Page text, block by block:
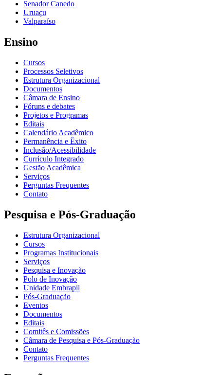
Senador Canedo
Uruaçu
Valparaíso
Ensino
Cursos
Processos Seletivos
Estrutura Organizacional
Documentos
Câmara de Ensino
Fóruns e debates
Projetos e Programas
Editais
Calendário Acadêmico
Permanência e Êxito
Inclusão/Acessibilidade
Currículo Integrado
Gestão Acadêmica
Serviços
Perguntas Frequentes
Contato
Pesquisa e Pós-Graduação
Estrutura Organizacional
Cursos
Programas Institucionais
Serviços
Pesquisa e Inovação
Polo de Inovação
Unidade Embrapii
Pós-Graduação
Eventos
Documentos
Editais
Comitês e Comissões
Câmara de Pesquisa e Pós-Graduação
Contato
Perguntas Frequentes